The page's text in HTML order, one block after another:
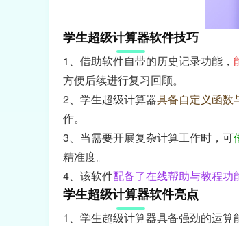
学生超级计算器软件技巧
1、借助软件自带的历史记录功能，
方便后续进行复习回顾。
2、学生超级计算器具备自定义函数
作。
3、当需要开展复杂计算工作时，可
精准度。
4、该软件配备了在线帮助与教程功
学生超级计算器软件亮点
1、学生超级计算器具备强劲的运算